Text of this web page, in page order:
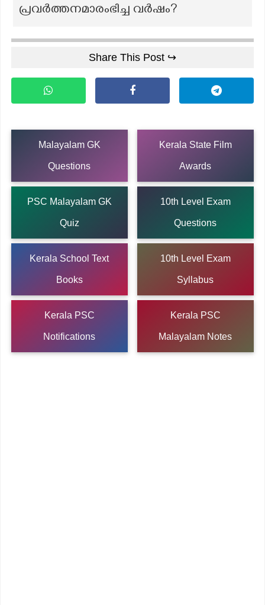
പ്രവർത്തനമാരംഭിച്ച വർഷം?
Share This Post ↪
Malayalam GK
Questions
Kerala State Film
Awards
PSC Malayalam GK
Quiz
10th Level Exam
Questions
Kerala School Text
Books
10th Level Exam
Syllabus
Kerala PSC
Notifications
Kerala PSC
Malayalam Notes